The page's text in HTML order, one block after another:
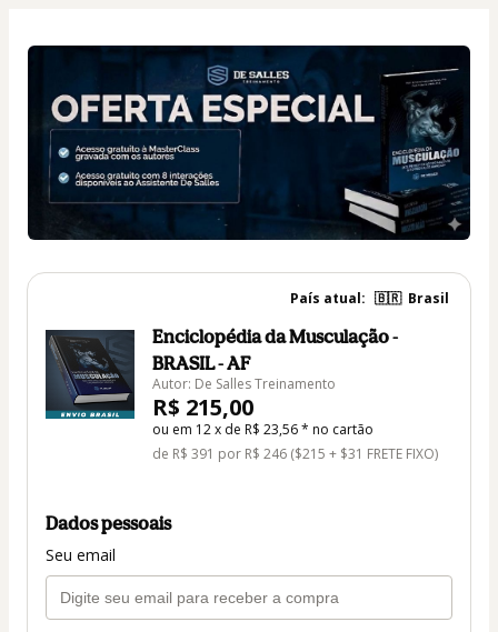
País atual: 🇧🇷 Brasil
Enciclopédia da Musculação -
BRASIL - AF
Autor: De Salles Treinamento
R$ 215,00
ou em 12 x de R$ 23,56 * no cartão
de R$ 391 por R$ 246 ($215 + $31 FRETE FIXO)
Dados pessoais
Seu email